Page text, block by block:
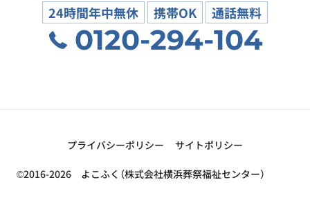
24時間年中無休 携帯OK 通話無料
0120-294-104
プライバシーポリシー サイトポリシー
©2016-2026 よこふく（株式会社横浜葬祭福祉センター）